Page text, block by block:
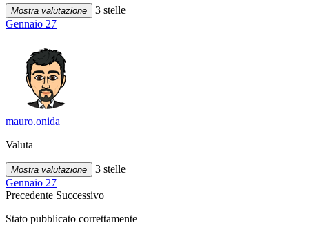
Mostra valutazione
3 stelle
Gennaio 27
mauro.onida
Valuta
Mostra valutazione
3 stelle
Gennaio 27
Precedente Successivo
Stato pubblicato correttamente